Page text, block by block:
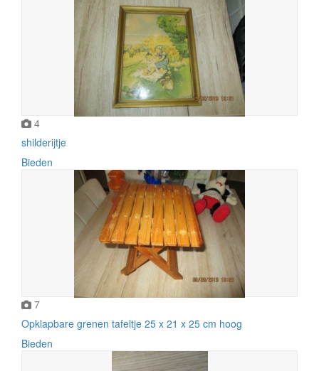
4
shilderijtje
Bieden
7
Opklapbare grenen tafeltje 25 x 21 x 25 cm hoog
Bieden